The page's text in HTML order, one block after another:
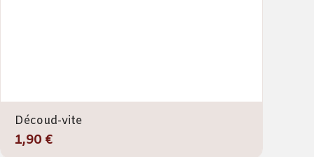
Découd-vite
1,90 €